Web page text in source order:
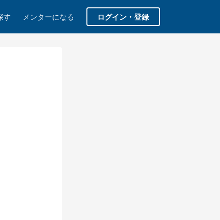
す メンターになる ログイン・登録